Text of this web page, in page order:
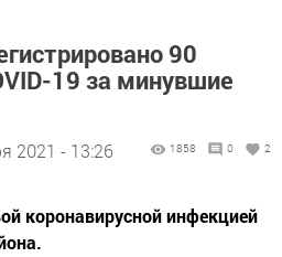
90
19 за минувшие
2021 - 13:26 1858 0 2
коронавирусной инфекцией